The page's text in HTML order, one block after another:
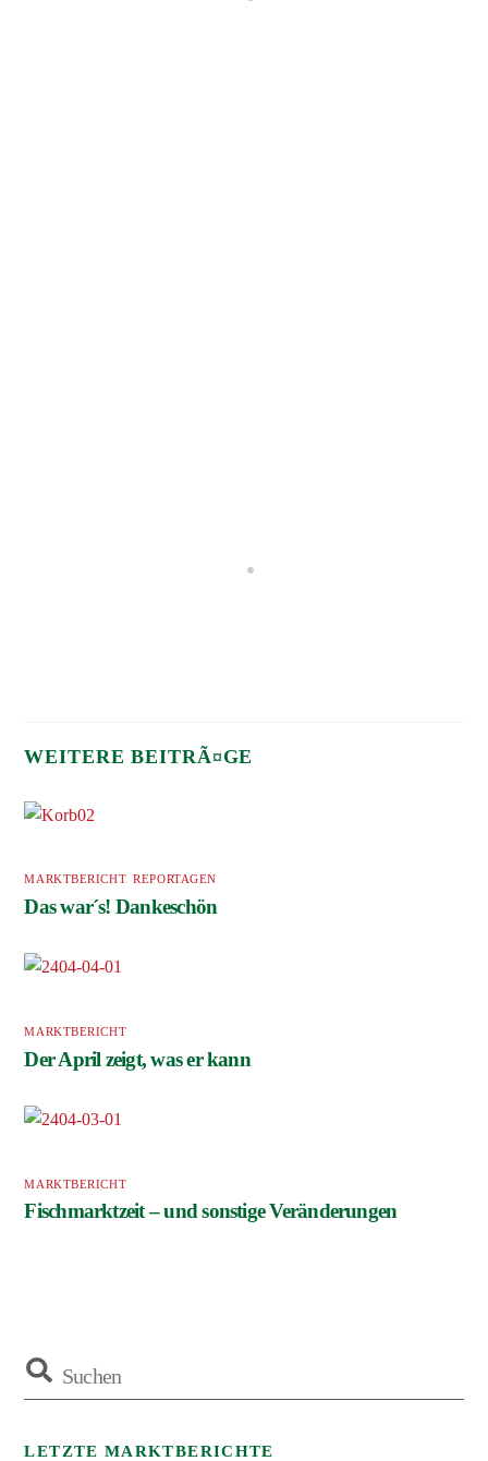
MARKTBERICHT,REPORTAGEN
Das war´s! Dankeschön
MARKTBERICHT
Der April zeigt, was er kann
MARKTBERICHT
Fischmarktzeit – und sonstige Veränderungen
LETZTE MARKTBERICHTE